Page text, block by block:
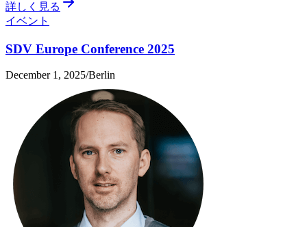
詳しく見る
イベント
SDV Europe Conference 2025
December 1, 2025/Berlin